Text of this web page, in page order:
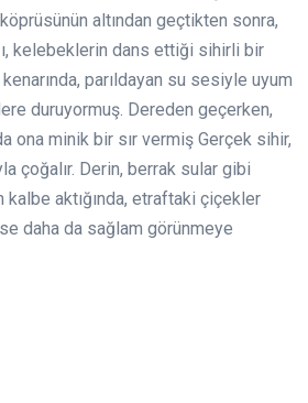
altından geçtikten sonra,
kelebeklerin dans ettiği sihirli bir
parıldayan su sesiyle uyum
duruyormuş. Dereden geçerken,
ona minik bir sır vermiş Gerçek sihir,
çoğalır. Derin, berrak sular gibi
aktığında, etraftaki çiçekler
daha da sağlam görünmeye